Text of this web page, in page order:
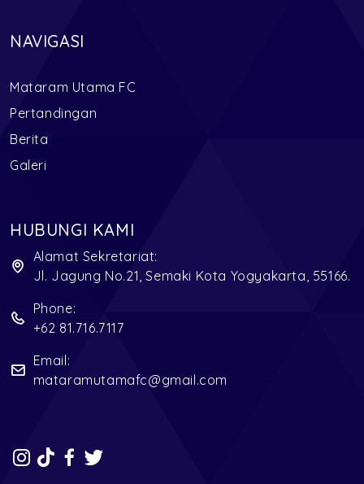
NAVIGASI
Mataram Utama FC
Pertandingan
Berita
Galeri
HUBUNGI KAMI
Alamat Sekretariat:
Jl. Jagung No.21, Semaki Kota Yogyakarta, 55166.
Phone:
+62 81.716.7117
Email:
mataramutamafc@gmail.com